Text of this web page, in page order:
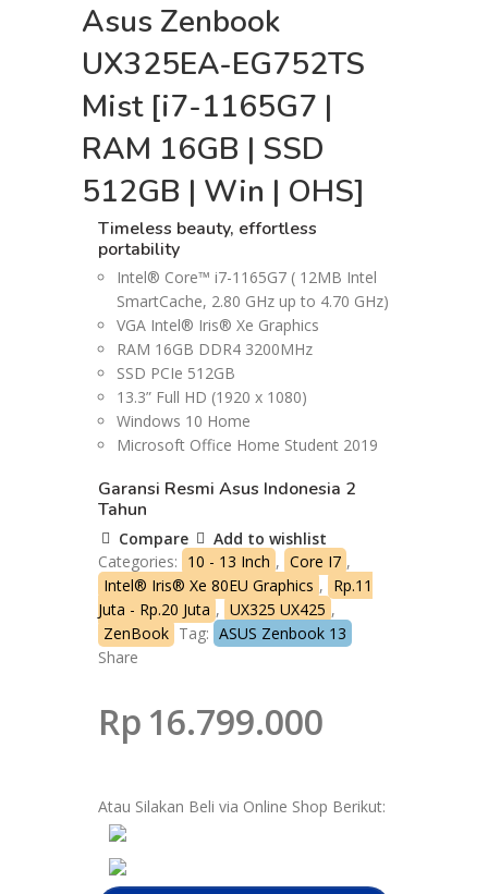
Asus Zenbook
UX325EA-EG752TS
Mist [i7-1165G7 |
RAM 16GB | SSD
512GB | Win | OHS]
Timeless beauty, effortless
portability
Intel® Core™ i7-1165G7 ( 12MB Intel
SmartCache, 2.80 GHz up to 4.70 GHz)
VGA Intel® Iris® Xe Graphics
RAM 16GB DDR4 3200MHz
SSD PCIe 512GB
13.3” Full HD (1920 x 1080)
Windows 10 Home
Microsoft Office Home Student 2019
Garansi Resmi Asus Indonesia 2
Tahun
Compare
Add to wishlist
Categories: 10 - 13 Inch , Core I7 ,
Intel® Iris® Xe 80EU Graphics , Rp.11
Juta - Rp.20 Juta , UX325 UX425 ,
ZenBook Tag: ASUS Zenbook 13
Share
Rp 16.799.000
Atau Silakan Beli via Online Shop Berikut: